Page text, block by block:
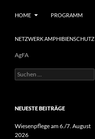
HOME
PROGRAMM
NETZWERK AMPHIBIENSCHUTZ
AgFA
Suchen
nach:
NEUESTE BEITRÄGE
Wiesenpflege am 6./7. August
2026